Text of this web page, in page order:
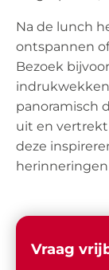
Na de lunch
ontspannen
Bezoek
panoramisch
uit en
deze
Vraag